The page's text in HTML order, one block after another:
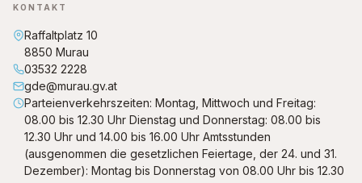
KONTAKT
Raffaltplatz 10
8850 Murau
03532 2228
gde@murau.gv.at
Parteienverkehrszeiten: Montag, Mittwoch und Freitag:
08.00 bis 12.30 Uhr Dienstag und Donnerstag: 08.00 bis
12.30 Uhr und 14.00 bis 16.00 Uhr Amtsstunden
(ausgenommen die gesetzlichen Feiertage, der 24. und 31.
Dezember): Montag bis Donnerstag von 08.00 Uhr bis 12.30